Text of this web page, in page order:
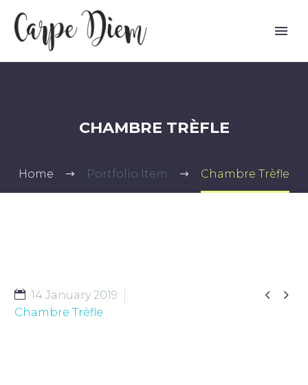
CHAMBRE TRÈFLE
Home Portfolio Item Chambre Trèfle
 
14 January 2019
Chambre Trèfle